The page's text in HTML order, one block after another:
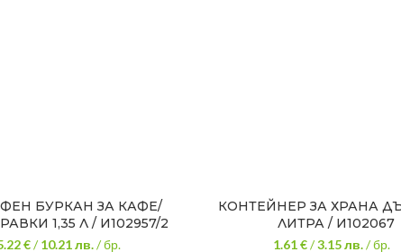
БУРКАН ЗА КАФЕ/
1,35 Л / И102957/2
€/10.21лв. / бр.
КОНТЕЙНЕР ЗА ХРАНА
ЛИТРА / И102067
1.61 €/3.15лв. / бр.